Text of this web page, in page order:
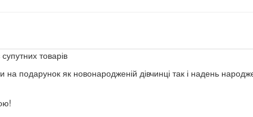
товарів
подарунок як новонародженій дівчинці так і надень